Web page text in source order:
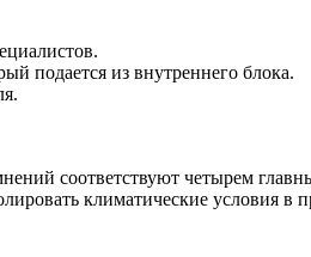
подается из внутреннего блока.
соответствуют четырем
климатические условия в